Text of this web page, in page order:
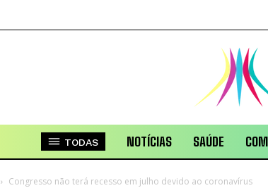
TODAS NOTÍCIAS SAÚDE
Congresso não terá recesso em julho devido ao coronavírus